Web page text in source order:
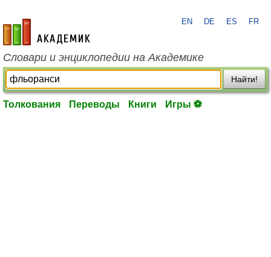
academic.ru
EN DE ES FR
Словари и энциклопедии на Академике
Найти!
Толкования Переводы Книги Игры ⚽